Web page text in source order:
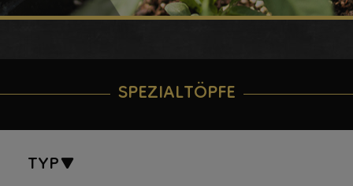
SPEZIALTÖPFE
TYP